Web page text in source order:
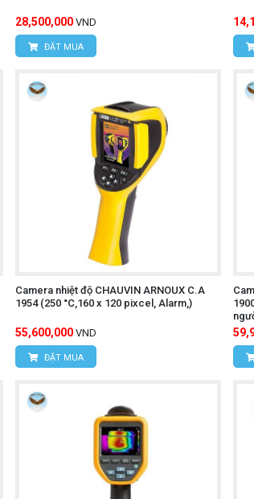
28,500,000 VND
ĐẶT MUA
Camera nhiệt độ CHAUVIN ARNOUX C.A
1954 (250 °C,160 x 120 pixcel, Alarm,)
55,600,000 VND
ĐẶT MUA